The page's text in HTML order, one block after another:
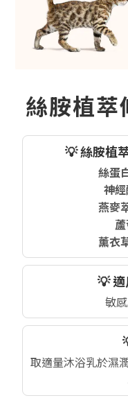
絲胺植萃
💡 絲胺植
絲蛋
神
燕麥
薰衣
💡
敏
取適量沐浴乳於濕